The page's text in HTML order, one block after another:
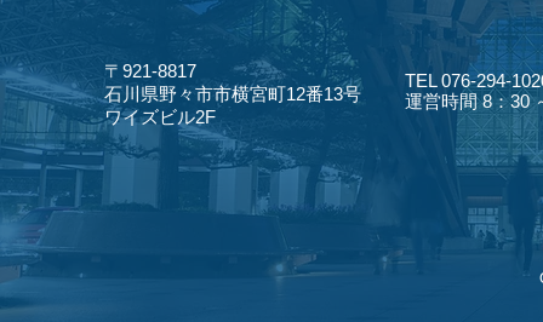
〒921-8817
​石川県野々市市横宮町12番13号
​ワイズビル2F
TEL 076-294-
運営時間 8：30